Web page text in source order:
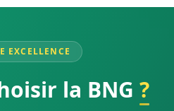
EXCELLENCE
la BNG ?